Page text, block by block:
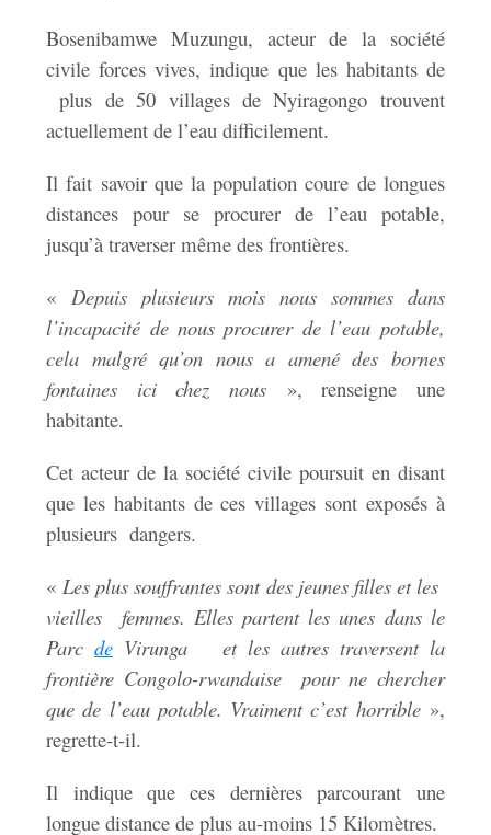
Bosenibamwe Muzungu, acteur de la société
civile forces vives, indique que les habitants de
plus de 50 villages de Nyiragongo trouvent
actuellement de l’eau difficilement.
Il fait savoir que la population coure de longues
distances pour se procurer de l’eau potable,
jusqu’à traverser même des frontières.
« Depuis plusieurs mois nous sommes dans
l’incapacité de nous procurer de l’eau potable,
cela malgré qu’on nous a amené des bornes
fontaines ici chez nous», renseigne une
habitante.
Cet acteur de la société civile poursuit en disant
que les habitants de ces villages sont exposés à
plusieurs dangers.
« Les plus souffrantes sont des jeunes filles et les
vieilles femmes. Elles partent les unes dans le
Parcde Virunga et les autres traversent la
frontière Congolo-rwandaise pour ne chercher
que de l’eau potable. Vraiment c’est horrible»,
regrette-t-il.
Il indique que ces dernières parcourant une
longue distance de plus au-moins 15 Kilomètres.